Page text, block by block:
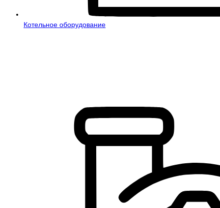
Котельное оборудование